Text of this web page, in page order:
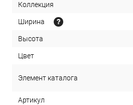
Коллекция
Ширина
Высота
Цвет
Элемент каталога
Артикул